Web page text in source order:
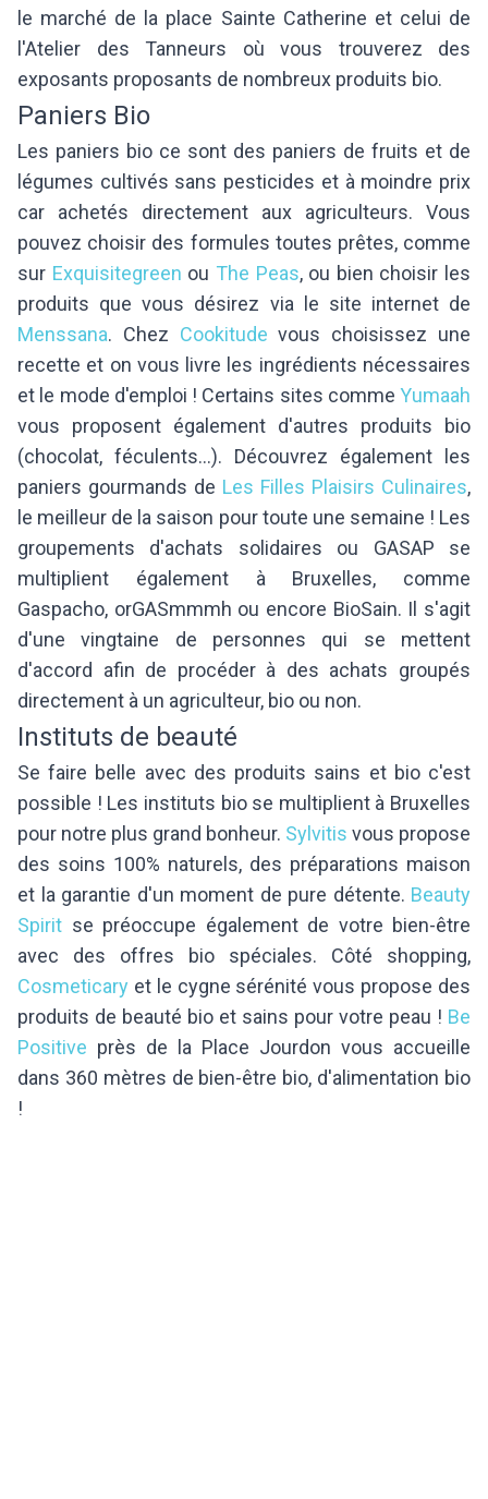
le marché de la place Sainte Catherine et celui de
l'Atelier des Tanneurs où vous trouverez des
exposants proposants de nombreux produits bio.
Paniers Bio
Les paniers bio ce sont des paniers de fruits et de
légumes cultivés sans pesticides et à moindre prix
car achetés directement aux agriculteurs. Vous
pouvez choisir des formules toutes prêtes, comme
sur Exquisitegreen ou The Peas, ou bien choisir les
produits que vous désirez via le site internet de
Menssana. Chez Cookitude vous choisissez une
recette et on vous livre les ingrédients nécessaires
et le mode d'emploi ! Certains sites comme Yumaah
vous proposent également d'autres produits bio
(chocolat, féculents...). Découvrez également les
paniers gourmands de Les Filles Plaisirs Culinaires,
le meilleur de la saison pour toute une semaine ! Les
groupements d'achats solidaires ou GASAP se
multiplient également à Bruxelles, comme
Gaspacho, orGASmmmh ou encore BioSain. Il s'agit
d'une vingtaine de personnes qui se mettent
d'accord afin de procéder à des achats groupés
directement à un agriculteur, bio ou non.
Instituts de beauté
Se faire belle avec des produits sains et bio c'est
possible ! Les instituts bio se multiplient à Bruxelles
pour notre plus grand bonheur. Sylvitis vous propose
des soins 100% naturels, des préparations maison
et la garantie d'un moment de pure détente. Beauty
Spirit se préoccupe également de votre bien-être
avec des offres bio spéciales. Côté shopping,
Cosmeticary et le cygne sérénité vous propose des
produits de beauté bio et sains pour votre peau ! Be
Positive près de la Place Jourdon vous accueille
dans 360 mètres de bien-être bio, d'alimentation bio
!